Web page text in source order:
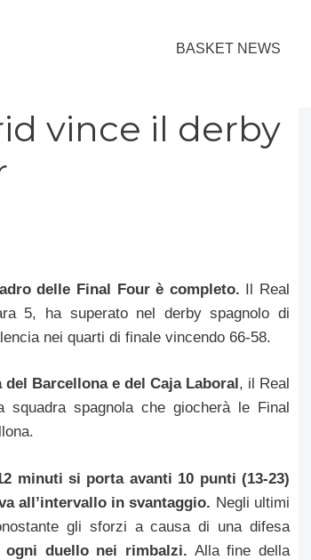
BASKET NEWS
vince il derby
delle Final Four è completo. Il Real
5, ha superato nel derby spagnolo di
nei quarti di finale vincendo 66-58.
del Barcellona e del Caja Laboral , il Real
squadra spagnola che giocherà le Final
minuti si porta avanti 10 punti (13-23)
all’intervallo in svantaggio. Negli ultimi
gli sforzi a causa di una difesa
duello nei rimbalzi. Alla fine della